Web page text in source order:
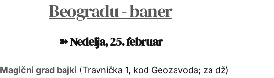
➽Nedelja, 25. februar
Magični grad bajki (Travnička 1, kod Geozavoda; za dž)